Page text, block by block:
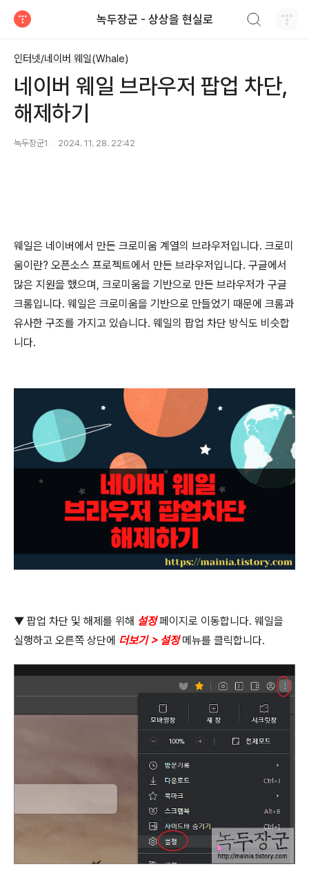
녹두장군 - 상상을 현실로
인터넷/네이버 웨일(Whale)
네이버 웨일 브라우저 팝업 차단,
해제하기
녹두장군1 2024. 11. 28. 22:42
웨일은 네이버에서 만든 크로미움 계열의 브라우저입니다. 크로미
움이란? 오픈소스 프로젝트에서 만든 브라우저입니다. 구글에서
많은 지원을 했으며, 크로미움을 기반으로 만든 브라우저가 구글
크롬입니다. 웨일은 크로미움을 기반으로 만들었기 때문에 크롬과
유사한 구조를 가지고 있습니다. 웨일의 팝업 차단 방식도 비슷합
니다.
▼ 팝업 차단 및 해제를 위해 설정 페이지로 이동합니다. 웨일을
실행하고 오른쪽 상단에 더보기> 설정 메뉴를 클릭합니다.